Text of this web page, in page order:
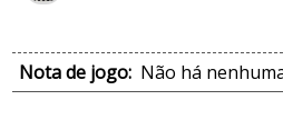
Nota de jogo: Não há